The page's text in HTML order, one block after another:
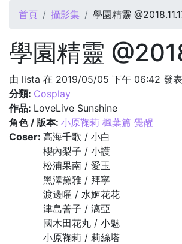
您在這裡
首頁 攝影集 學園精靈
學園精靈
由 lista 在 2019/05/05 下午 06:42 發表
分類: Cosplay
作品: LoveLive Sunshine
角色 / 版本: 小原鞠莉 楓葉篇 覺醒
Coser: 高海千歌 / 小白
櫻內梨子 / 小護
松浦果南 / 愛玉
黑澤黛雅 / 拜寧
渡邊曜 / 水姬花花
津島善子 / 漓亞
國木田花丸 / 小魅
小原鞠莉 / 莉絲塔